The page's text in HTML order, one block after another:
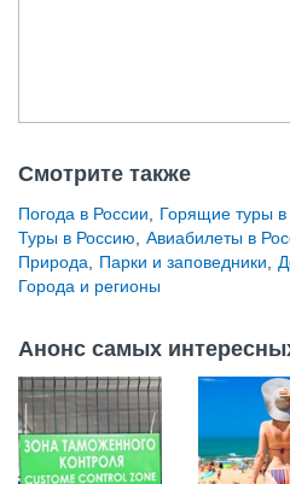
Смотрите также
Погода в России Горящие туры
Туры в Россию
Авиабилеты в
Природа
Парки и заповедники
Города и регионы
Анонс самых